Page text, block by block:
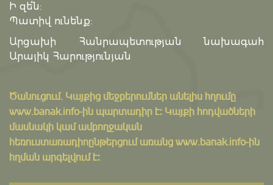
Ի զե՛ն:
Պատիվ ունենք:
Արցախի Հանրապետության նախագահ
Արայիկ Հարությունյան
Ծանուցում․ Կայքից մեջբերումներ անելիս հղումը
www.banak.info-ին պարտադիր է: Կայքի հոդվածների
մասնակի կամ ամբողջական
հեռուստառադիոընթերցում առանց www.banak.info-ին
հղման արգելվում է: